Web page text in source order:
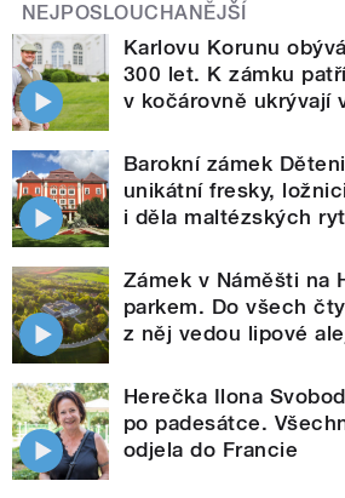
NEJPOSLOUCHANĚJŠÍ
Karlovu Korunu
300 let. K zámku
v kočárovně ukrývají
Barokní zámek
unikátní fresky,
i děla maltézských
Zámek v Náměšti na
parkem. Do všech
z něj vedou lipové
Herečka Ilona
po padesátce.
odjela do Francie